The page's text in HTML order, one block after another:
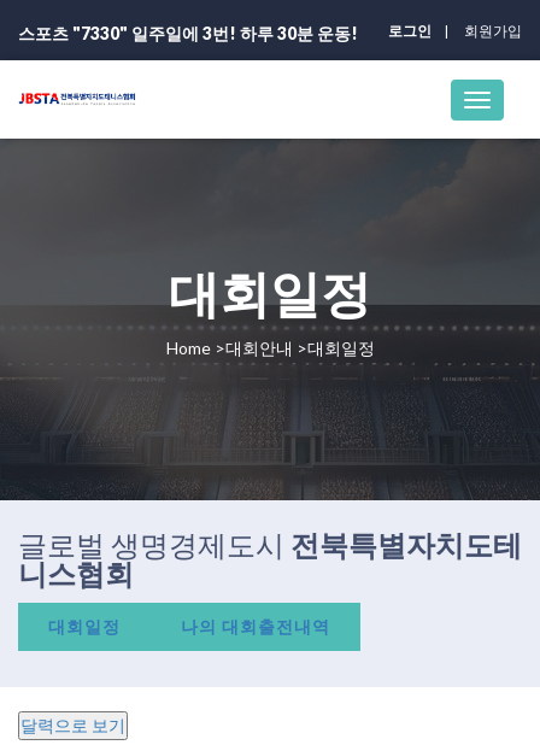
스포츠 "7330" 일주일에 3번! 하루 30분 운동! 로그인 회원가입
대회일정
Home >대회안내 >대회일정
글로벌 생명경제도시 전북특별자치도테
니스협회
대회일정 나의 대회출전내역
달력으로 보기